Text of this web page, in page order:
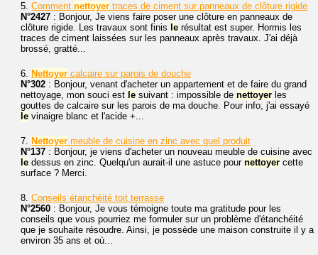
5. Comment nettoyer traces de ciment sur panneaux de clôture rigide
N°2427 : Bonjour, Je viens faire poser une clôture en panneaux de
clôture rigide. Les travaux sont finis le résultat est super. Hormis les
traces de ciment laissées sur les panneaux après travaux. J'ai déjà
brossé, gratté...
6. Nettoyer calcaire sur parois de douche
N°302 : Bonjour, venant d'acheter un appartement et de faire du grand
nettoyage, mon souci est le suivant : impossible de nettoyer les
gouttes de calcaire sur les parois de ma douche. Pour info, j'ai essayé
le vinaigre blanc et l'acide +...
7. Nettoyer meuble de cuisine en zinc avec quel produit
N°137 : Bonjour, je viens d'acheter un nouveau meuble de cuisine avec
le dessus en zinc. Quelqu'un aurait-il une astuce pour nettoyer cette
surface ? Merci.
8. Conseils étanchéité toit terrasse
N°2560 : Bonjour, Je vous témoigne toute ma gratitude pour les
conseils que vous pourriez me formuler sur un problème d'étanchéité
que je souhaite résoudre. Ainsi, je possède une maison construite il y a
environ 35 ans et où...